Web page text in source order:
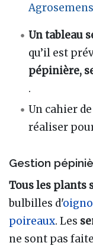
Agrosemens
Un tableau
qu’il est
pépinière,
.
Un cahier
réaliser
Gestion
Tous les plants
bulbilles d'
poireaux. Les
ne sont pas